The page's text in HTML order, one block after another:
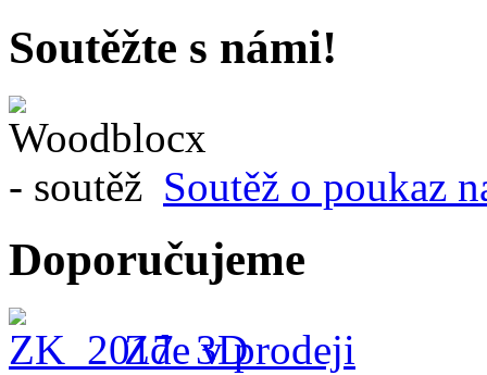
Soutěžte s námi!
Soutěž o poukaz
Doporučujeme
Zde v prodeji